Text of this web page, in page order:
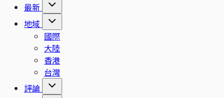
最新
地域
國際
大陸
香港
台灣
評論